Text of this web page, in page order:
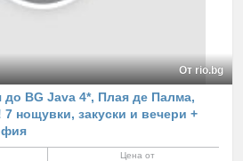
От rio.bg
до BG Java 4*, Плая де Палма,
7 нощувки, закуски и вечери +
Цена от